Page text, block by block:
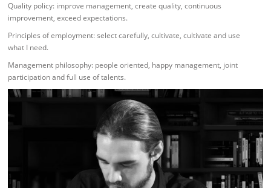
Quality policy: improve management, create quality, continuous
improvement, exceed expectations.
Principles of employment: select carefully, cultivate, cultivate and use
what I need.
Management philosophy: people oriented, happy management, joint
participation and full use of talents.